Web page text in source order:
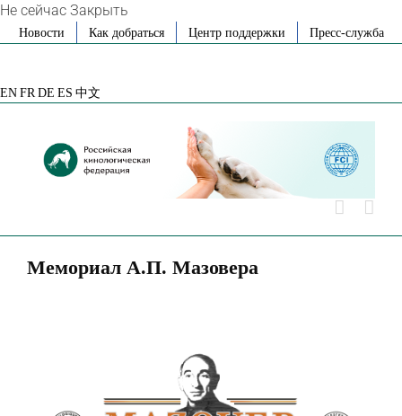
Не сейчас Закрыть
SkipНовости Как добраться Центр поддержки Пресс-служба
EN FR DE ES 中文
Мемориал А.П. Мазовера